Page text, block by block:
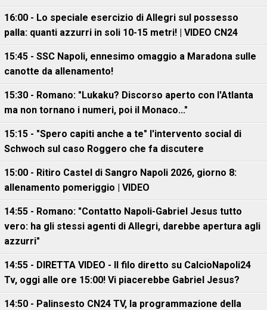
16:00 - Lo speciale esercizio di Allegri sul possesso
palla: quanti azzurri in soli 10-15 metri! | VIDEO CN24
15:45 - SSC Napoli, ennesimo omaggio a Maradona sulle
canotte da allenamento!
15:30 - Romano: "Lukaku? Discorso aperto con l'Atlanta
ma non tornano i numeri, poi il Monaco..."
15:15 - "Spero capiti anche a te" l'intervento social di
Schwoch sul caso Roggero che fa discutere
15:00 - Ritiro Castel di Sangro Napoli 2026, giorno 8:
allenamento pomeriggio | VIDEO
14:55 - Romano: "Contatto Napoli-Gabriel Jesus tutto
vero: ha gli stessi agenti di Allegri, darebbe apertura agli
azzurri"
14:55 - DIRETTA VIDEO - Il filo diretto su CalcioNapoli24
Tv, oggi alle ore 15:00! Vi piacerebbe Gabriel Jesus?
14:50 - Palinsesto CN24 TV, la programmazione della